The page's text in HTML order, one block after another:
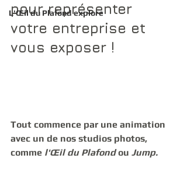
L'Œil du Plafond explore
pour représenter
votre entreprise et
vous exposer !
Tout commence par une animation
avec un de nos studios photos,
comme l'Œil du Plafond ou Jump.